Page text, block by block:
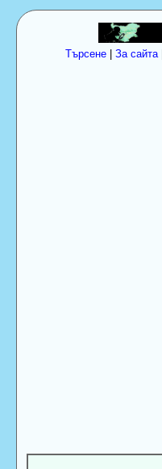
Търсене| За сайта|